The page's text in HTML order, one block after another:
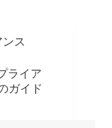
ス
ライア
ガイド